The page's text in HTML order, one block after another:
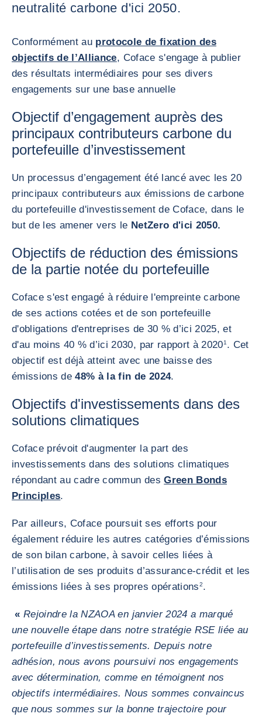
neutralité carbone d'ici 2050.
Conformément au protocole de fixation des
objectifs de l’Alliance, Coface s'engage à publier
des résultats intermédiaires pour ses divers
engagements sur une base annuelle
Objectif d’engagement auprès des
principaux contributeurs carbone du
portefeuille d’investissement
Un processus d’engagement été lancé avec les 20
principaux contributeurs aux émissions de carbone
du portefeuille d'investissement de Coface, dans le
but de les amener vers le NetZero d'ici 2050.
Objectifs de réduction des émissions
de la partie notée du portefeuille
Coface s'est engagé à réduire l'empreinte carbone
de ses actions cotées et de son portefeuille
d'obligations d'entreprises de 30 % d’ici 2025, et
d'au moins 40 % d’ici 2030, par rapport à 20201 . Cet
objectif est déjà atteint avec une baisse des
émissions de48% à la fin de 2024.
Objectifs d'investissements dans des
solutions climatiques
Coface prévoit d'augmenter la part des
investissements dans des solutions climatiques
répondant au cadre commun desGreen Bonds
Principles.
Par ailleurs, Coface poursuit ses efforts pour
également réduire les autres catégories d’émissions
de son bilan carbone, à savoir celles liées à
l’utilisation de ses produits d’assurance-crédit et les
émissions liées à ses propres opérations2.
«Rejoindre la NZAOA en janvier 2024 a marqué
une nouvelle étape dans notre stratégie RSE liée au
portefeuille d’investissements. Depuis notre
adhésion, nous avons poursuivi nos engagements
avec détermination, comme en témoignent nos
objectifs intermédiaires. Nous sommes convaincus
que nous sommes sur la bonne trajectoire pour